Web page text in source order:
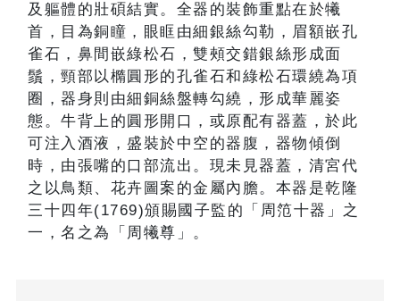
及軀體的壯碩結實。全器的裝飾重點在於犧
首，目為銅瞳，眼眶由細銀絲勾勒，眉額嵌孔
雀石，鼻間嵌綠松石，雙頰交錯銀絲形成面
鬚，頸部以橢圓形的孔雀石和綠松石環繞為項
圈，器身則由細銅絲盤轉勾繞，形成華麗姿
態。牛背上的圓形開口，或原配有器蓋，於此
可注入酒液，盛裝於中空的器腹，器物傾倒
時，由張嘴的口部流出。現未見器蓋，清宮代
之以鳥類、花卉圖案的金屬內膽。本器是乾隆
三十四年(1769)頒賜國子監的「周笵十器」之
一，名之為「周犧尊」。